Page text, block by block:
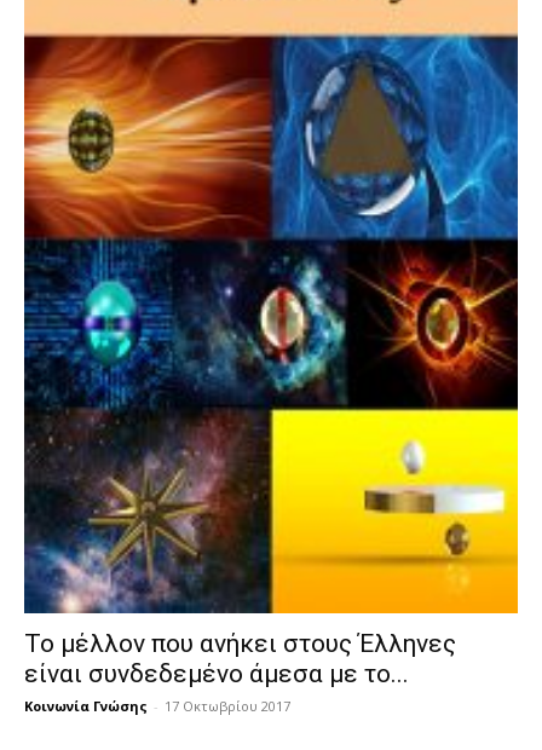
Το μέλλον που ανήκει στους Έλληνες
είναι συνδεδεμένο άμεσα με το...
Κοινωνία Γνώσης - 17 Οκτωβρίου 2017